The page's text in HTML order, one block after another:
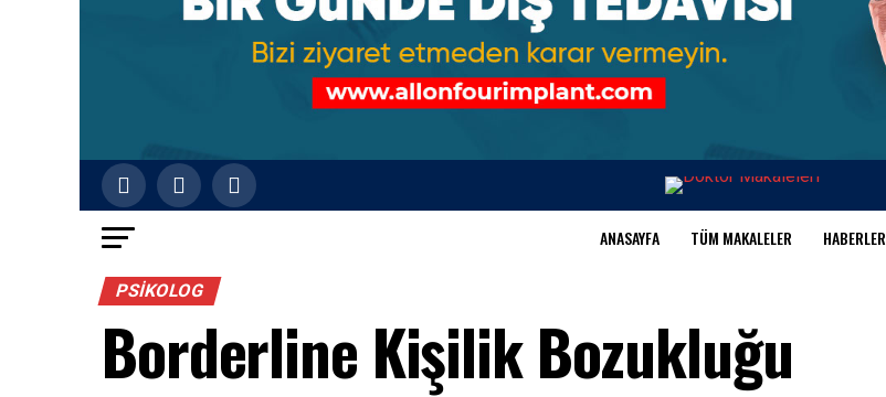
ANASAYFA TÜM MAKALELER HABERLER
PSIKOLOG
Borderline Kişilik Bozukluğu